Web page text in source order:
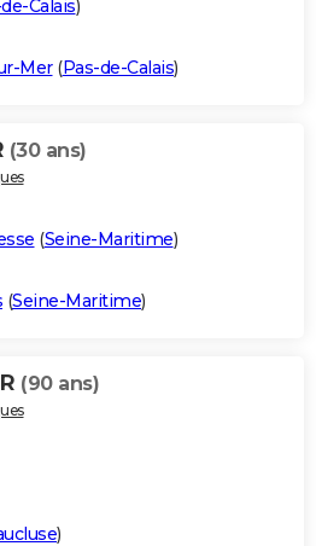
Calais)
Mer(Pas-de-Calais)
(30 ans)
(Seine-Maritime)
(Seine-Maritime)
(90 ans)
)